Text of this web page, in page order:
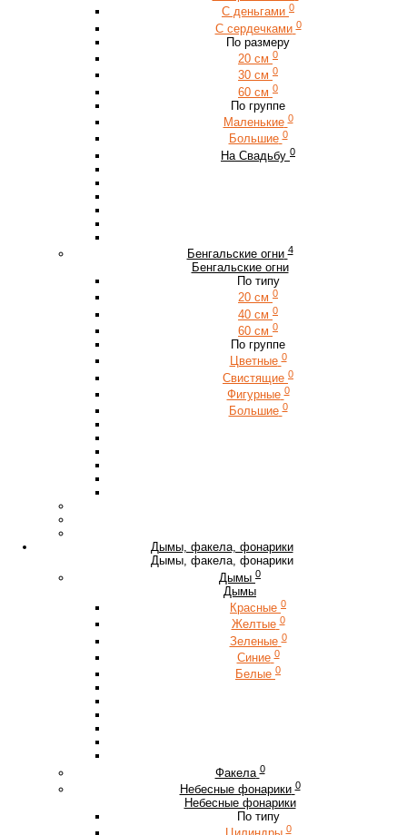
С деньгами 0
С сердечками 0
По размеру
20 см 0
30 см 0
60 см 0
По группе
Маленькие 0
Большие 0
На Свадьбу 0
Бенгальские огни 4
Бенгальские огни
По типу
20 см 0
40 см 0
60 см 0
По группе
Цветные 0
Свистящие 0
Фигурные 0
Большие 0
Дымы, факела, фонарики
Дымы, факела, фонарики
Дымы 0
Дымы
Красные 0
Желтые 0
Зеленые 0
Синие 0
Белые 0
Факела 0
Небесные фонарики 0
Небесные фонарики
По типу
0